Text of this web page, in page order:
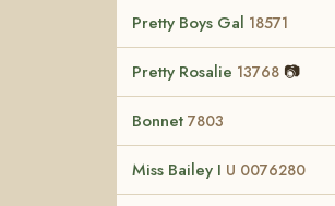
Pretty Boys Gal 18571
Pretty Rosalie 13768 📷
Bonnet 7803
Miss Bailey I U 0076280